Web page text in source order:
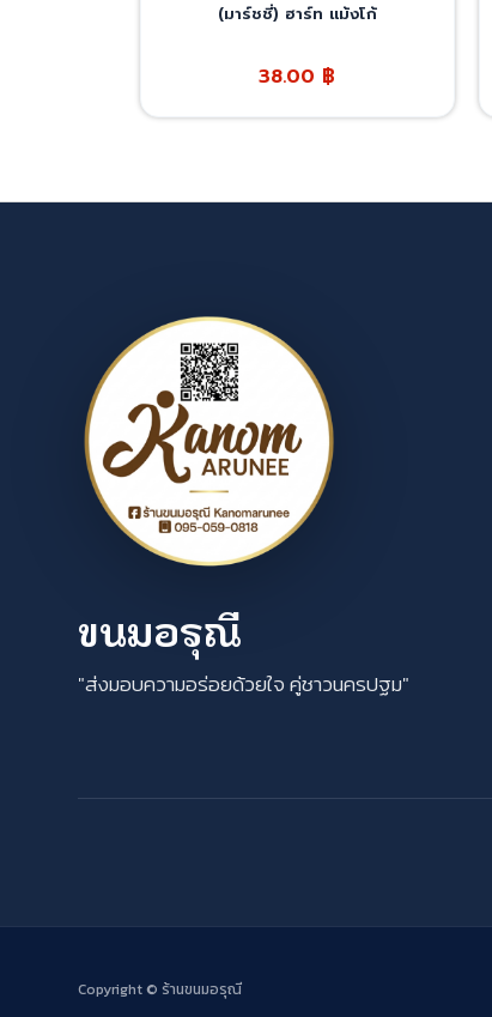
(มาร์ชชี่) ฮาร์ท แม้งโก้
38.00 ฿
ขนมอรุณี
"ส่งมอบความอร่อยด้วยใจ คู่ชาวนครปฐม"
Copyright © ร้านขนมอรุณี